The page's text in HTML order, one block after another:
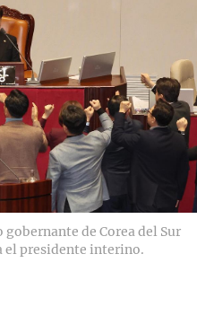
de Corea del Sur
el presidente interino.